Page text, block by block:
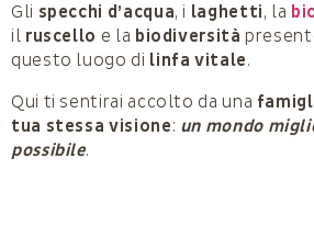
Gli specchi d’acqua, i laghetti, la
il ruscello e la biodiversità
questo luogo di linfa vitale.
Qui ti sentirai accolto da una
tua stessa visione: un mondo
possibile.